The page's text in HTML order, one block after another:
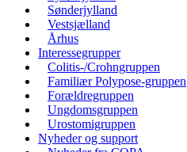
Sønderjylland
Vestsjælland
Århus
Interessegrupper
Colitis-/Crohngruppen
Familiær Polypose-gruppen
Forældregruppen
Ungdomsgruppen
Urostomigruppen
Nyheder og support